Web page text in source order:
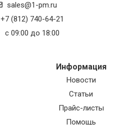
sales@1-pm.ru
+7 (812) 740-64-21
с 09:00 до 18:00
Информация
Новости
Статьи
Прайс-листы
Помощь